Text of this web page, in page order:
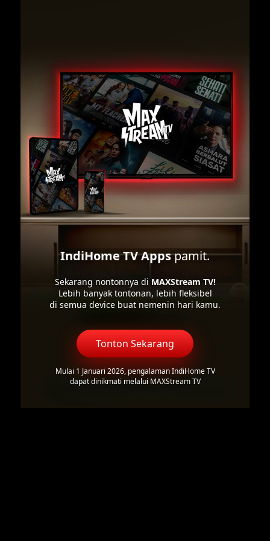
IndiHome TV Appspamit.
Sekarang nontonnya di MAXStream TV!
Lebih banyak tontonan, lebih fleksibel
di semua device buat nemenin hari kamu.
Tonton Sekarang
Mulai 1 Januari 2026, pengalaman IndiHome TV
dapat dinikmati melalui MAXStream TV